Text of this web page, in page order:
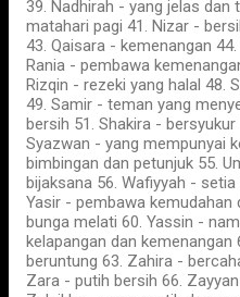
39. Nadhirah - yang jelas dan
matahari pagi 41. Nizar -
43. Qaisara - kemenangan
Rania - pembawa
Rizqin - rezeki yang halal 48.
49. Samir - teman yang
bersih 51. Shakira - bersyukur
Syazwan - yang mempunyai
bimbingan dan petunjuk 55.
bijaksana 56. Wafiyyah -
Yasir - pembawa kemudahan
bunga melati 60. Yassin -
kelapangan dan
beruntung 63. Zahira -
Zara - putih bersih 66.